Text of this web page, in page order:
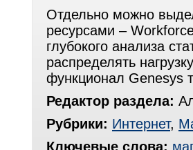
Отдельно можно
ресурсами –
глубокого анализа
распределять
функционал Genesys
Редактор раздела:
Рубрики: Интернет,
Ключевые слова: